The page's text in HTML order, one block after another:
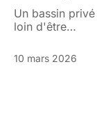
Un bassin
loin d'être…
10 mars 2026